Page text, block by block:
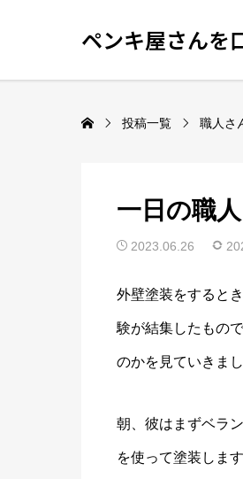
ペンキ屋さんを
投稿一覧 職人さ
一日の職
2023.06.26
外壁塗装をすると
験が結集したもの
のかを見ていきまし
朝、彼はまずベラ
を使って塗装しま